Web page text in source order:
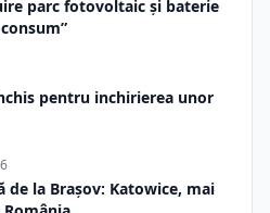
parc fotovoltaic și baterie
pentru inchirierea unor
de la Brașov: Katowice, mai